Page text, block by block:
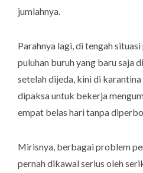
jumlahnya.
Parahnya lagi, di tengah
puluhan buruh yang baru saja
setelah dijeda, kini di
dipaksa untuk bekerja
empat belas hari tanpa
Mirisnya, berbagai problem
pernah dikawal serius oleh